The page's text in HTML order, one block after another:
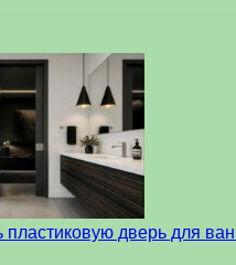
пластиковую дверь для